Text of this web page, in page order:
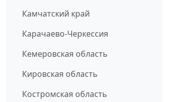
Камчатский край
Карачаево-Черкессия
Кемеровская область
Кировская область
Костромская область